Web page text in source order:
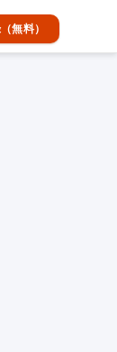
無料）